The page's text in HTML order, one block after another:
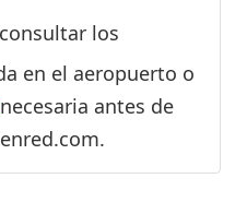
los
en el aeropuerto o
necesaria antes de